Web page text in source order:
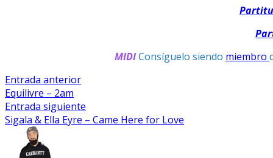
MIDIConsíguelo siendo miembro
Navegación
De
Entradas
Entrada anteriorEntrada
Equilivre – 2am
Entrada siguiente
siguiente:
Sigala & Ella Eyre – Came Here for Love